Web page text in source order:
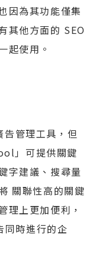
因為其功能僅集
其他方面的 SEO
起使用。
告管理工具，但
」可提供關鍵
字建議、搜尋量
關聯性高的關鍵
理上更加便利，
同時進行的企